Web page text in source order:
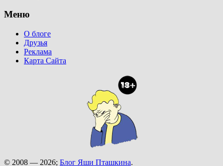
Меню
О блоге
Друзья
Реклама
Карта Сайта
© 2008 — 2026; Блог Яши Пташкина.